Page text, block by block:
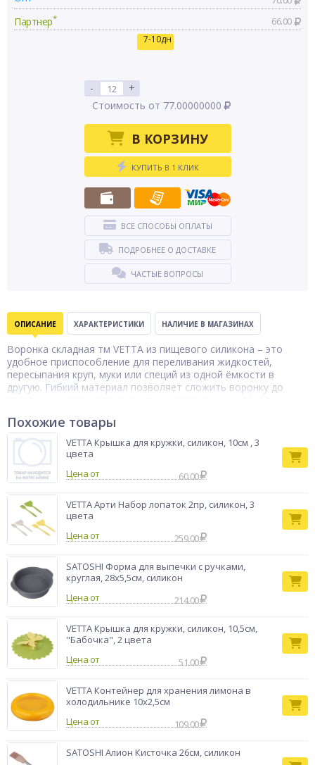
Партнер* 66.00
7-10дн
-
+
Стоимость от 77.00000000
В КОРЗИНУ
КУПИТЬ В 1 КЛИК
ВСЕ СПОСОБЫ ОПЛАТЫ
ПОДРОБНЕЕ О ДОСТАВКЕ
ЧАСТЫЕ ВОПРОСЫ
ОПИСАНИЕ ХАРАКТЕРИСТИКИ НАЛИЧИЕ В МАГАЗИНАХ
Воронка складная тм VETTA из пищевого силикона – это
удобное приспособление для переливания жидкостей,
пересыпания круп, муки или специй из одной ёмкости в
другую. Гибкий материал позволяет сложить воронку до
впитывает запахи, легко моется, а также не боится контакта
с горячим. В ассортименте представлено 3 цвета.
Тип товара
Бренд
Похожие товары
VETTA Крышка для кружки, силикон, 10см , 3
цвета
Цена от
60.00
VETTA Арти Набор лопаток 2пр, силикон, 3
цвета
Цена от
259.00
SATOSHI Форма для выпечки с ручками,
круглая, 28х5,5см, силикон
Цена от
214.00
VETTA Крышка для кружки, силикон, 10,5см,
"Бабочка", 2 цвета
Цена от
51.00
VETTA Контейнер для хранения лимона в
холодильнике 10x2,5см
Цена от
109.00
SATOSHI Алион Кисточка 26см, силикон